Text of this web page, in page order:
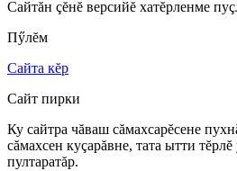
Сайтăн çĕнĕ версийĕ хатĕрленме
Пӳлĕм
Сайта кĕр
Сайт пирки
Ку сайтра чăваш сăмахсарĕсене
сăмахсен куçарăвне, тата ытти
пултаратăр.